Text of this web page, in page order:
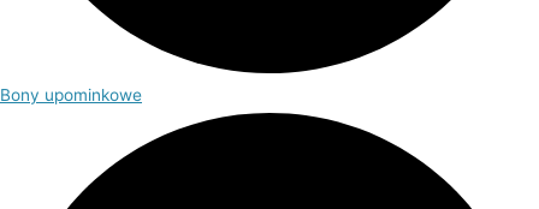
Bony upominkowe